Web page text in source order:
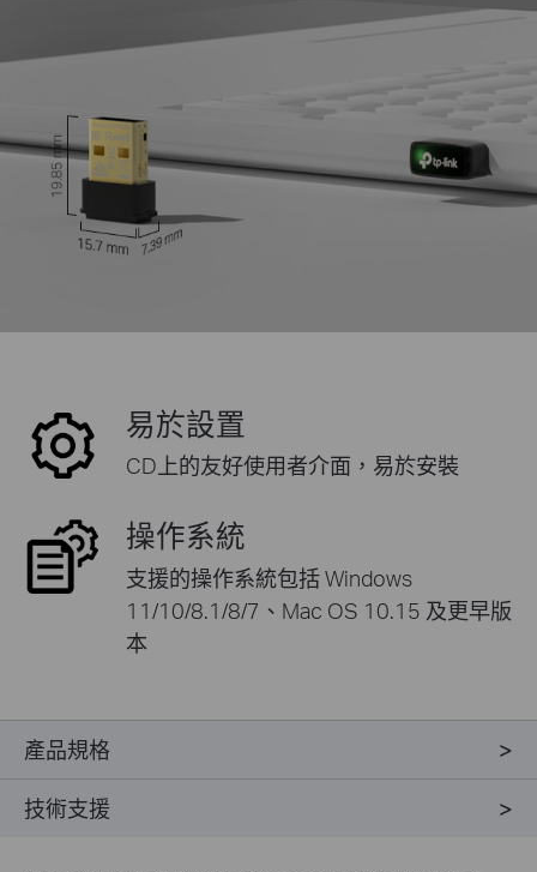
易於設置
CD上的友好使用者介面，易於安裝
操作系統
支援的操作系統包括 Windows
11/10/8.1/8/7、Mac OS 10.15 及更早版
本
產品規格
技術支援